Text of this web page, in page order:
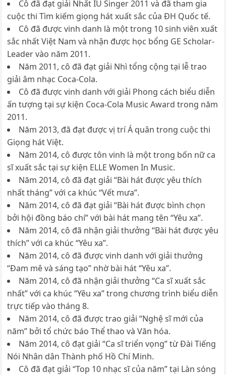
Cô đã đạt giải Nhất IU Singer 2011 và đã tham gia
cuộc thi Tìm kiếm giọng hát xuất sắc của ĐH Quốc tế.
Cô đã được vinh danh là một trong 10 sinh viên xuất
sắc nhất Việt Nam và nhận được học bổng GE Scholar-
Leader vào năm 2011.
Năm 2011, cô đã đạt giải Nhì tổng cộng tại lễ trao
giải âm nhạc Coca-Cola.
Cô đã được vinh danh với giải Phong cách biểu diễn
ấn tượng tại sự kiện Coca-Cola Music Award trong năm
2011.
Năm 2013, đã đạt được vị trí Á quân trong cuộc thi
Giọng hát Việt.
Năm 2014, cô được tôn vinh là một trong bốn nữ ca
sĩ xuất sắc tại sự kiện ELLE Women In Music.
Năm 2014, cô đã đạt giải “Bài hát được yêu thích
nhất tháng” với ca khúc “Vết mưa”.
Năm 2014, cô đã đạt giải “Bài hát được bình chọn
bởi hội đồng báo chí” với bài hát mang tên “Yêu xa”.
Năm 2014, cô đã nhận giải thưởng “Bài hát được yêu
thích” với ca khúc “Yêu xa”.
Năm 2014, cô đã được vinh danh với giải thưởng
“Đam mê và sáng tạo” nhờ bài hát “Yêu xa”.
Năm 2014, cô đã nhận giải thưởng “Ca sĩ xuất sắc
nhất” với ca khúc “Yêu xa” trong chương trình biểu diễn
trực tiếp vào tháng 8.
Năm 2014, cô đã được trao giải “Nghệ sĩ mới của
năm” bởi tổ chức báo Thể thao và Văn hóa.
Năm 2014, cô đạt giải “Ca sĩ triển vọng” từ Đài Tiếng
Nói Nhân dân Thành phố Hồ Chí Minh.
Cô đã đạt giải “Top 10 nhạc sĩ của năm” tại Làn sóng